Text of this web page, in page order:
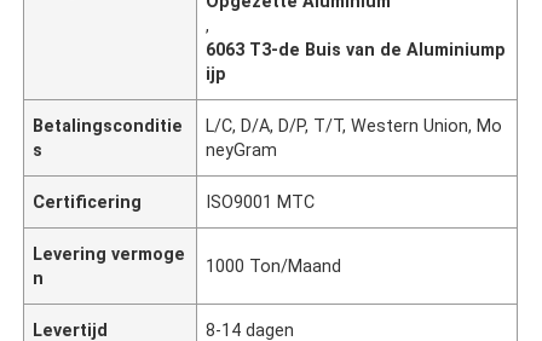
,
6063 T3-de Buis van de Aluminiump
ijp
Betalingsconditie
s
L/C, D/A, D/P, T/T, Western Union, Mo
neyGram
Certificering ISO9001 MTC
Levering vermoge
n
1000 Ton/Maand
Levertijd 8-14 dagen